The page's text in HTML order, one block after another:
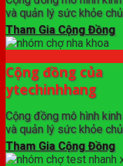
và quản lý sức khỏe
Tham Gia Cộng Đồng
Cộng đồng của
ytechinhhang
Cộng đồng mô hình
và quản lý sức khỏe
Tham Gia Cộng Đồng